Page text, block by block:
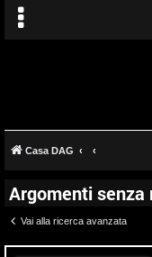
Casa DAG
Argomenti senza
Vai alla ricerca avanzata